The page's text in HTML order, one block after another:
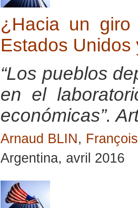
¿Hacia un giro
Estados Unidos
“Los pueblos
en el
económicas”.
Arnaud BLIN,
Argentina, avril 2016